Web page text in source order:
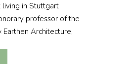
living in Stuttgart
professor of the
Earthen Architecture,